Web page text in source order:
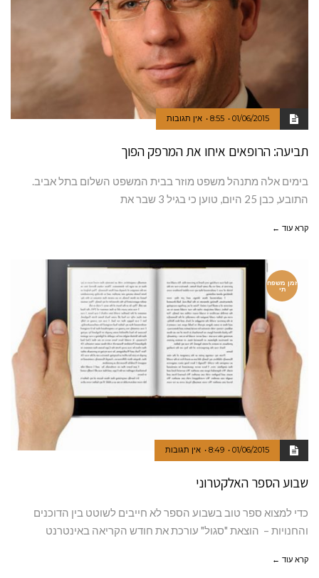
01/06/2015
8:55 אין תגובות
תביעה: הרופאים איחו את המרפק הפוך
בימים אלה מתנהל משפט מוזר בבית המשפט השלום בתל אביב.
התובע, כבן 25 היום, טוען כי בגיל 3 שבר את
קרא עוד ←
זמן משפח
תי
01/06/2015
8:49 אין תגובות
שבוע הספר האלקטרוני
כדי למצוא ספר טוב בשבוע הספר לא חייבים לשוטט בין הדוכנים
והחנויות – הוצאת "סגול" עורכת את חודש הקריאה באינטרנט
קרא עוד ←